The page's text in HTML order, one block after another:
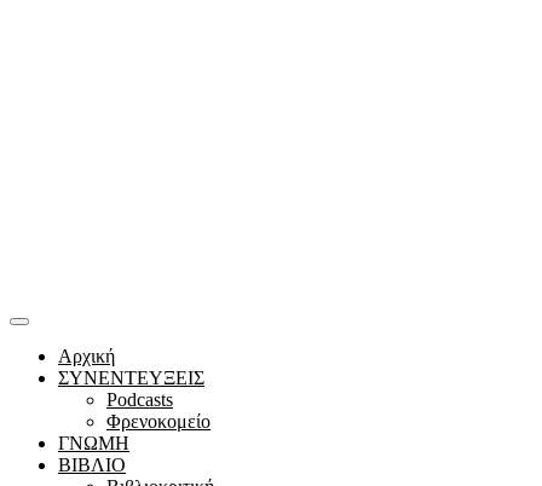
Αρχική
ΣΥΝΕΝΤΕΥΞΕΙΣ
Podcasts
Φρενοκομείο
ΓΝΩΜΗ
ΒΙΒΛΙΟ